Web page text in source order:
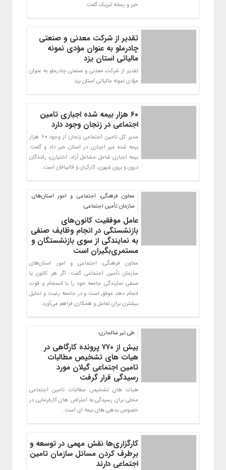
خبر و رسانه تبریک گفت.
تقدیر از شرکت معدنی و صنعتی
چادرملو به عنوان مؤدی نمونه
مالیاتی استان یزد
تقدیر از شرکت معدنی و صنعتی چادرملو به عنوان
مؤدی نمونه مالیاتی استان یزد
۶۰ هزار بیمه شده اجباری تامین
اجتماعی در زنجان وجود دارد
مدیر کل تامین اجتماعی زنجان از وجود ۶۰ هزار
بیمه شده غیر اجباری در استان خبر داد و گفت:
بیمه اجباری شامل مشاغل آزاد، اختیاری، رانندگان
درون و برون شهری، کارگران و قالیبافان است.
معاون فرهنگی، اجتماعی و امور استان‌های
سازمان تأمین اجتماعی:
عامل موفقیت کانون‌های
بازنشستگی در انجام وظایف صنفی
به نمایندگی از سوی بازنشستگان و
مستمری‌بگیران است
معاون فرهنگی، اجتماعی و امور استان‌های
سازمان تأمین اجتماعی گفت: اگر هر کانون یا
صنفی نمایندگی جامعه خود را با انسجام و قوت
انجام دهد موفق است و در جامعه رغبت و تمایل
بیشتری برای تعامل و همکاری فراهم می‌آورد.
طی تیر سالجاری؛
بیش از ۷۷۰ پرونده کارگاهی در
هیات های تشخیص مطالبات
تامین اجتماعی گیلان مورد
رسیدگی قرار گرفت
هیات های تشخیص مطالبات تامین اجتماعی
محلی برای رسیدگی به اعتراض های کارفرمایی در
خصوص بدهی های بیمه ای است .
کارگزاری‌ها نقش مهمی در توسعه و
برطرف کردن مسائل سازمان تامین
اجتماعی دارند